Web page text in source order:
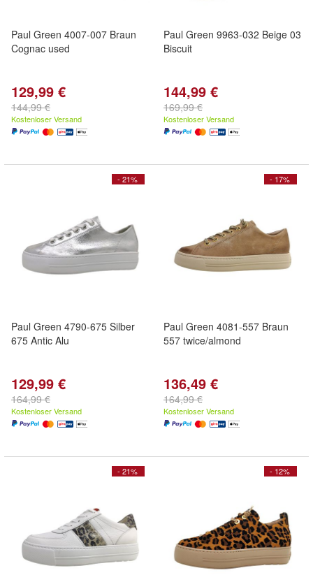
Paul Green 4007-007 Braun
Cognac used
129,99 €
144,99 €
Kostenloser Versand
Paul Green 9963-032 Beige 03
Biscuit
144,99 €
169,99 €
Kostenloser Versand
- 21%
Paul Green 4790-675 Silber
675 Antic Alu
129,99 €
164,99 €
Kostenloser Versand
- 17%
Paul Green 4081-557 Braun
557 twice/almond
136,49 €
164,99 €
Kostenloser Versand
- 21% - 12%